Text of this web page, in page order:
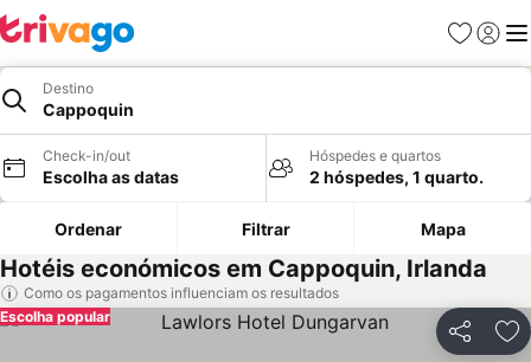
Favoritos
Iniciar
Destino
Cappoquin
Check-in/out
Escolha as datas
Hóspedes e quartos
2 hóspedes, 1 quarto.
Ordenar Filtrar Mapa
Hotéis económicos em Cappoquin, Irlanda
Como os pagamentos influenciam os resultados
Partilhar
Escolha popular